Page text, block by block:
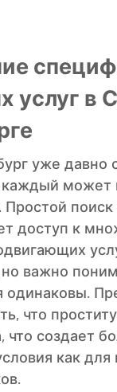
услуг в
уже давно
может
доступ к
важно
что
что создает
как для